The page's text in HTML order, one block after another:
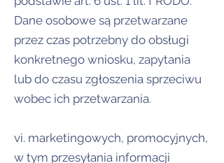
Dane osobowe są przetwarzane
przez czas potrzebny do obsługi
konkretnego wniosku, zapytania
lub do czasu zgłoszenia sprzeciwu
wobec ich przetwarzania.
vi. marketingowych, promocyjnych,
w tym przesyłania informacji